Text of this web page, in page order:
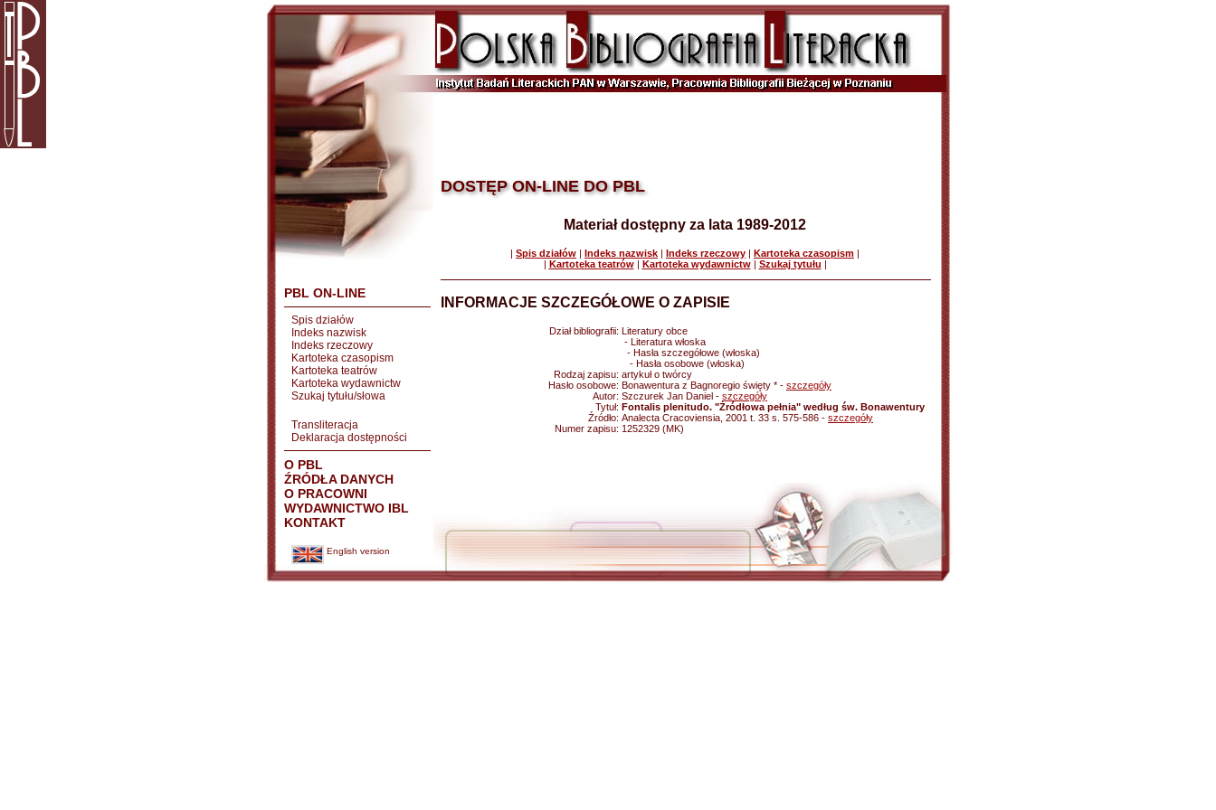
PBL ON-LINE
Spis działów
Indeks nazwisk
Indeks rzeczowy
Kartoteka czasopism
Kartoteka teatrów
Kartoteka wydawnictw
Szukaj tytułu/słowa
Transliteracja
Deklaracja dostępności
O PBL
ŹRÓDŁA DANYCH
O PRACOWNI
WYDAWNICTWO IBL
KONTAKT
English version
DOSTĘP ON-LINE DO PBL
Materiał dostępny za lata 1989-2012
| Spis działów | Indeks nazwisk | Indeks rzeczowy | Kartoteka czasopism |
| Kartoteka teatrów| Kartoteka wydawnictw| Szukaj tytułu |
INFORMACJE SZCZEGÓŁOWE O ZAPISIE
Dział bibliografii: Literatury obce
- Literatura włoska
- Hasła szczegółowe (włoska)
- Hasła osobowe (włoska)
Rodzaj zapisu: artykuł o twórcy
Hasło osobowe: Bonawentura z Bagnoregio święty * - szczegóły
Autor: Szczurek Jan Daniel - szczegóły
Tytuł: Fontalis plenitudo. "Źródłowa pełnia" według św. Bonawentury
Źródło: Analecta Cracoviensia, 2001 t. 33 s. 575-586 - szczegóły
Numer zapisu: 1252329 (MK)